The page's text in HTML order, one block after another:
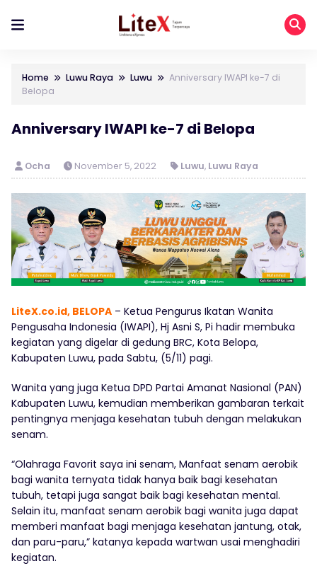
Home Luwu Raya Luwu
Anniversary IWAPI ke-7 di
Belopa
Anniversary IWAPI ke-7 di Belopa
Ocha November 5, 2022 Luwu, Luwu Raya
LiteX.co.id, BELOPA – Ketua Pengurus Ikatan Wanita
Pengusaha Indonesia (IWAPI), Hj Asni S, Pi hadir membuka
kegiatan yang digelar di gedung BRC, Kota Belopa,
Kabupaten Luwu, pada Sabtu, (5/11) pagi.
Wanita yang juga Ketua DPD Partai Amanat Nasional (PAN)
Kabupaten Luwu, kemudian memberikan gambaran terkait
pentingnya menjaga kesehatan tubuh dengan melakukan
senam.
“Olahraga Favorit saya ini senam, Manfaat senam aerobik
bagi wanita ternyata tidak hanya baik bagi kesehatan
tubuh, tetapi juga sangat baik bagi kesehatan mental.
Selain itu, manfaat senam aerobik bagi wanita juga dapat
memberi manfaat bagi menjaga kesehatan jantung, otak,
dan paru-paru,” katanya kepada wartwan usai menghadiri
kegiatan.